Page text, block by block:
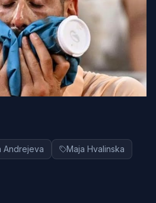
Andrejeva Maja Hvalinska